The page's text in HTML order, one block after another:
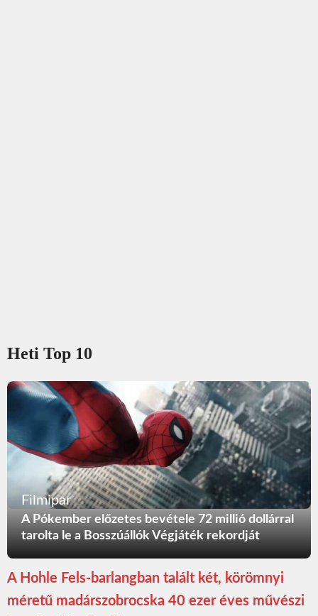
Heti Top 10
Filmipar
A Pókember előzetes bevétele 72 millió dollárral
tarolta le a Bosszúállók Végjáték rekordját
A Hohle Fels-barlangban talált két, körömnyi
méretű madárszobrocska 40 ezer éves művészi